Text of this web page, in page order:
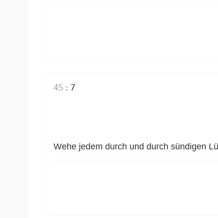
7
:
45
Wehe jedem durch und durch sündigen